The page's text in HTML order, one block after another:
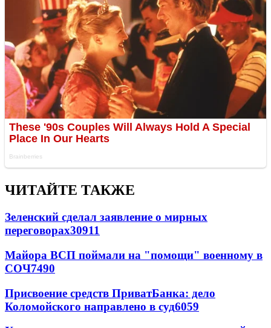
ЧИТАЙТЕ ТАКЖЕ
Зеленский сделал заявление о мирных
переговорах30911
Майора ВСП поймали на "помощи" военному в
СОЧ7490
Присвоение средств ПриватБанка: дело
Коломойского направлено в суд6059